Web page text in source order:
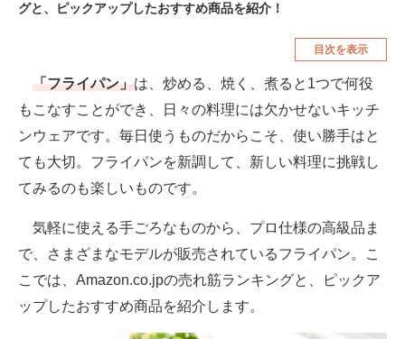
メディア
スマホと通信の最新トレンド
好きが集まる 比べて選べる
グと、ピックアップしたおすすめ商品を紹介！
目次を表示
「フライパン」は、炒める、焼く、煮ると1つで何役
もこなすことができ、日々の料理には欠かせないキッチ
ンウェアです。毎日使うものだからこそ、使い勝手はと
ても大切。フライパンを新調して、新しい料理に挑戦し
てみるのも楽しいものです。
気軽に使える手ごろなものから、プロ仕様の高級品ま
で、さまざまなモデルが販売されているフライパン。こ
こでは、Amazon.co.jpの売れ筋ランキングと、ピックア
ップしたおすすめ商品を紹介します。